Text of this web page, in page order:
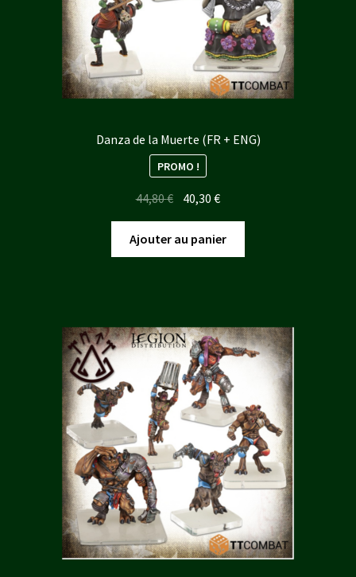
Danza de la Muerte (FR + ENG)
PROMO !
44,80€ Le
prix
initial
était :
40,30€Le
prix
actuel
est :
Ajouter au panier